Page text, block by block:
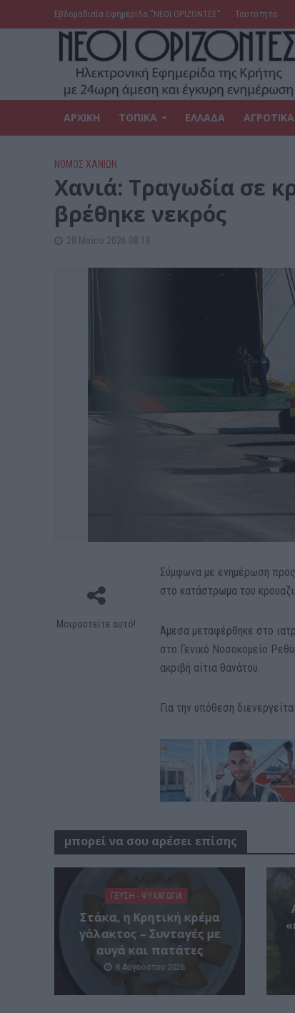
Εβδομαδιαία Εφημερίδα ‘’ΝΕΟΙ ΟΡΙΖΟΝΤΕΣ’’ Ταυτότητα
ΑΡΧΙΚΗ ΤΟΠΙΚΑ ΕΛΛΑΔΑ ΑΓΡΟΤΙΚΑ
ΝΟΜΌΣ ΧΑΝΊΩΝ
Χανιά: Τραγωδία σε
βρέθηκε νεκρός
28 Μαΐου 2026 08:18
Μοιραστείτε αυτό!
Σύμφωνα με ενημέρωση προς
στο κατάστρωμα του
Άμεσα μεταφέρθηκε στο
στο Γενικό Νοσοκομείο
ακριβή αίτια θανάτου.
Για την υπόθεση
μπορεί να σου αρέσει επίσης
ΓΕΎΣΗ - ΨΥΧΑΓΩΓΊΑ
Στάκα, η Κρητική κρέμα
γάλακτος – Συνταγές με
αυγά και πατάτες
8 Αυγούστου 2026